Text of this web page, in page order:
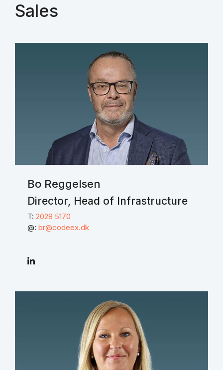
Sales
Bo Reggelsen
Director, Head of Infrastructure
T: 2028 5170
@: br@codeex.dk